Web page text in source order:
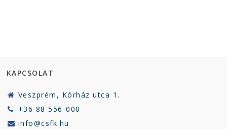
KAPCSOLAT
Veszprém, Kórház utca 1.
+36 88 556-000
info@csfk.hu